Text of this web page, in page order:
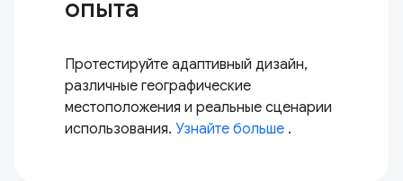
опыта
Протестируйте адаптивный дизайн,
различные географические
местоположения и реальные сценарии
использования. Узнайте больше .